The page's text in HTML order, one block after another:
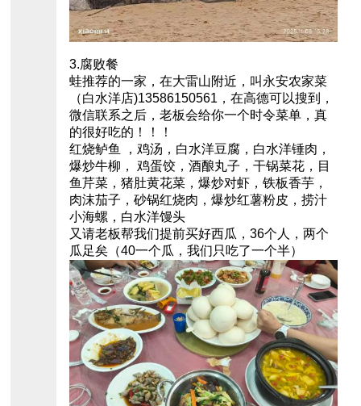
3.腐败餐
蛙推荐的一家，在大雷山附近，叫永安农家菜
（白水洋店)13586150561，在高德可以搜到，
微信联系之后，老板会给你一个时令菜单，真
的很好吃的！！！
红烧鲈鱼 ，鸡汤，白水洋豆腐，白水洋锤肉，
爆炒牛柳， 鸡蛋饺，酒酿丸子，干锅菜花，目
鱼芹菜，猪肚黄花菜，爆炒对虾，铁板香芋，
肉沫茄子，砂锅红烧肉，爆炒红薯粉皮，捞汁
小海螺，白水洋馒头
又请老板帮我们提前买好西瓜，36个人，两个
瓜足矣（40一个瓜，我们只吃了一个半）